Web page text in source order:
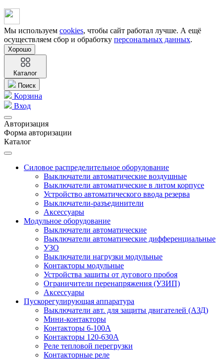
Мы используем cookies, чтобы сайт работал лучше. А ещё
осуществляем сбор и обработку персональных данных.
Хорошо
Каталог
Поиск
Корзина
Вход
Авторизация
Форма авторизации
Каталог
Силовое распределительное оборудование
Выключатели автоматические воздушные
Выключатели автоматические в литом корпусе
Устройство автоматического ввода резерва
Выключатели-разъединители
Аксессуары
Модульное оборудование
Выключатели автоматические
Выключатели автоматические дифференциальные
УЗО
Выключатели нагрузки модульные
Контакторы модульные
Устройства защиты от дугового пробоя
Ограничители перенапряжения (УЗИП)
Аксессуары
Пускорегулирующая аппаратура
Выключатели авт. для защиты двигателей (АЗД)
Мини-контакторы
Контакторы 6-100А
Контакторы 120-630A
Реле тепловой перегрузки
Контакторные реле